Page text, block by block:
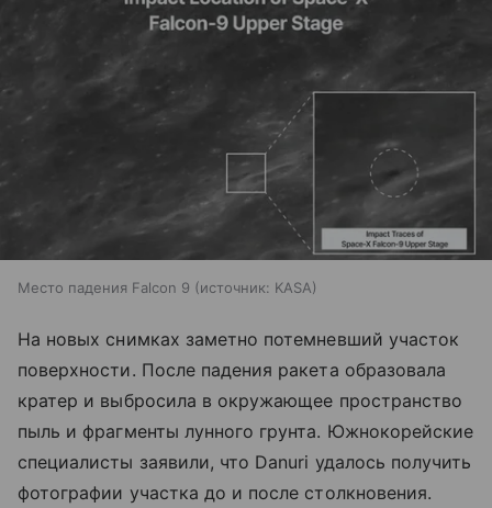
Место падения Falcon 9 источник: KASA
На новых снимках заметно потемневший участок
поверхности. После падения ракета образовала
кратер и выбросила в окружающее пространство
пыль и фрагменты лунного грунта. Южнокорейские
специалисты заявили, что Danuri удалось получить
фотографии участка до и после столкновения.